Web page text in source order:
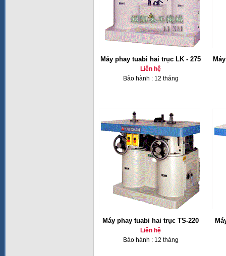
Máy phay tuabi hai trục LK - 275
Liên hệ
Bảo hành : 12 tháng
Máy phay tuabi hai trục TS-220
Liên hệ
Bảo hành : 12 tháng